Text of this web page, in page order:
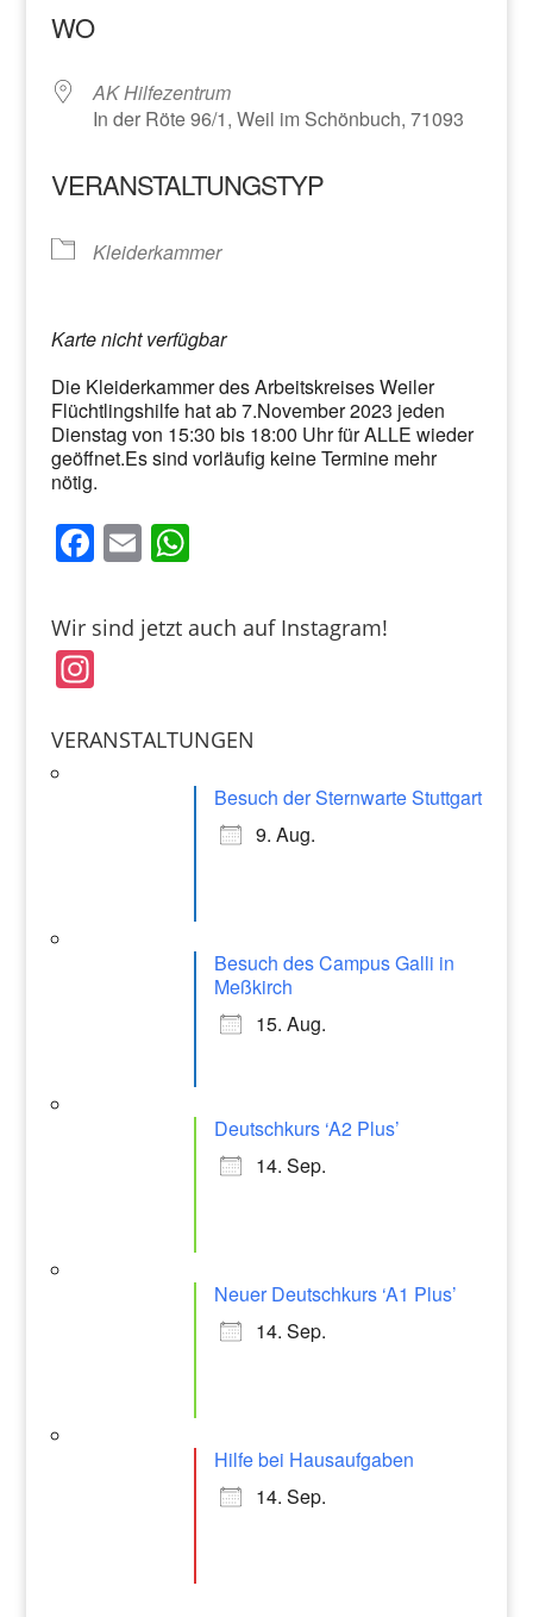
WO
AK Hilfezentrum
In der Röte 96/1, Weil im Schönbuch, 71093
VERANSTALTUNGSTYP
Kleiderkammer
Karte nicht verfügbar
Die Kleiderkammer des Arbeitskreises Weiler
Flüchtlingshilfe hat ab 7.November 2023 jeden
Dienstag von 15:30 bis 18:00 Uhr für ALLE wieder
geöffnet.Es sind vorläufig keine Termine mehr
nötig.
F
c
e
b
o
E
ai
l
W
at
p
Wir sind jetzt auch auf Instagram!
In
a
VERANSTALTUNGEN
Besuch der Sternwarte Stuttgart
9. Aug.
Besuch des Campus Galli in
Meßkirch
15. Aug.
Deutschkurs ‘A2 Plus’
14. Sep.
Neuer Deutschkurs ‘A1 Plus’
14. Sep.
Hilfe bei Hausaufgaben
14. Sep.